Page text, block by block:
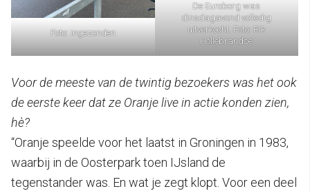
Foto: ingezonden
De Euroborg was
dinsdagavond volledig
uitverkocht. Foto: Rik
Hollebrandse
Voor de meeste van de twintig bezoekers was het ook
de eerste keer dat ze Oranje live in actie konden zien,
hè?
“Oranje speelde voor het laatst in Groningen in 1983,
waarbij in de Oosterpark toen IJsland de
tegenstander was. En wat je zegt klopt. Voor een deel